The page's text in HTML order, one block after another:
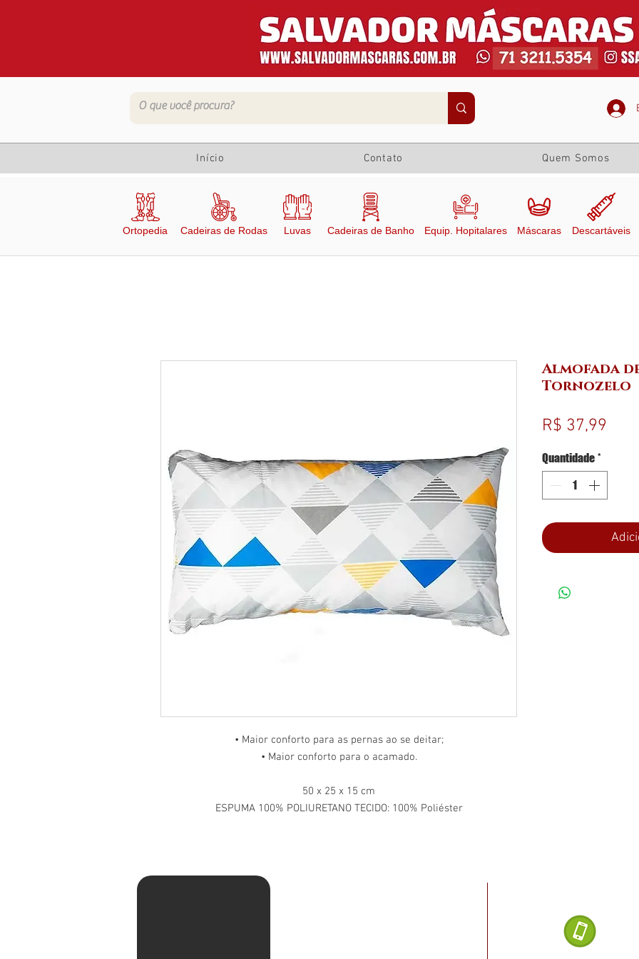
Início Contato Quem Somos
Ortopedia Cadeiras de Rodas Luvas Cadeiras de Banho Equip. Hopitalares Máscaras Descartáveis
• Maior conforto para as pernas ao se deitar;
• Maior conforto para o acamado.
50 x 25 x 15 cm
ESPUMA 100% POLIURETANO TECIDO: 100% Poliéster
Almofada
Tornozelo
R$ 37,99
Quantidade *